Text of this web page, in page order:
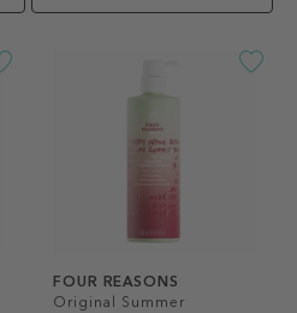
FOUR REASONS
Original Summer